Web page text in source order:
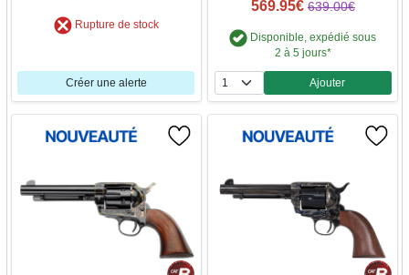
Rupture de stock
Créer une alerte
569.95€ 639.00€
Disponible, expédié sous
2 à 5 jours*
Quantité
Ajouter